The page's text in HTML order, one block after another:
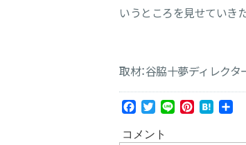
いうところを見せていき
取材：谷脇十夢ディレクタ
Facebook
Twitter
Line